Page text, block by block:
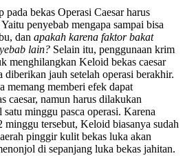
pada bekas Operasi Caesar harus
penyebab mengapa sampai bisa
dan apakah karena faktor bakat
lain? Selain itu, penggunaan krim
menghilangkan Keloid bekas caesar
jauh setelah operasi berakhir.
memang memberi efek dapat
caesar, namun harus dilakukan
minggu pasca operasi. Karena
minggu tersebut, Keloid biasanya sudah
pinggir kulit bekas luka akan
di sepanjang luka bekas jahitan.